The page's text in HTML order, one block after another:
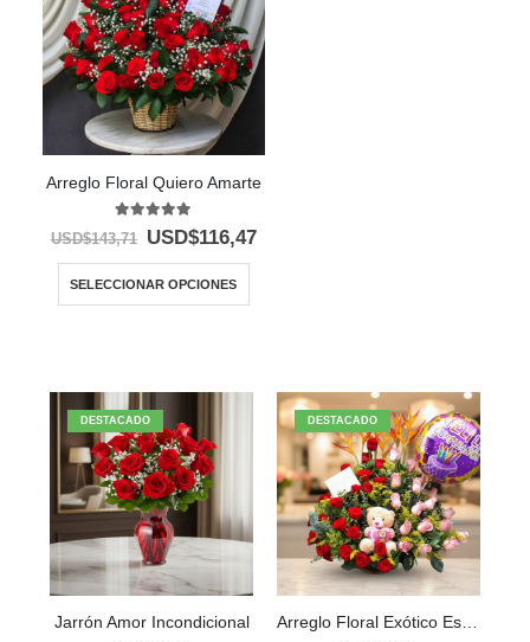
Arreglo Floral Quiero Amarte
out of 5
USD$143,71 USD$116,47
SELECCIONAR OPCIONES
DESTACADO
Jarrón Amor Incondicional
DESTACADO
Arreglo Floral Exótico Especial